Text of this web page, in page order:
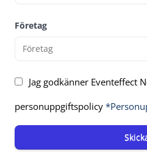
Företag
Jag godkänner Eventeffect
personuppgiftspolicy